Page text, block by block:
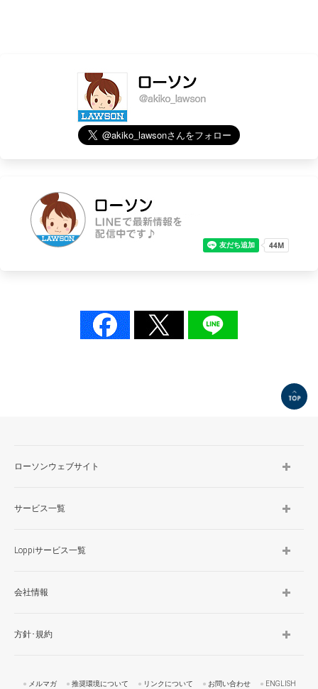
ローソンウェブサイト
サービス一覧
Loppiサービス一覧
会社情報
方針･規約
メルマガ 推奨環境について リンクについて お問い合わせ ENGLISH